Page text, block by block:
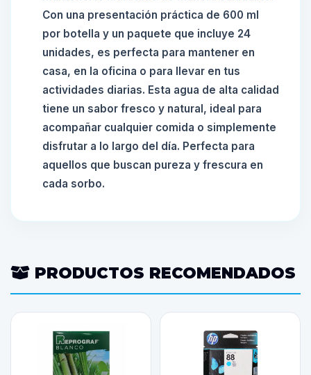
Con una presentación práctica de 600 ml
por botella y un paquete que incluye 24
unidades, es perfecta para mantener en
casa, en la oficina o para llevar en tus
actividades diarias. Esta agua de alta calidad
tiene un sabor fresco y natural, ideal para
acompañar cualquier comida o simplemente
disfrutar a lo largo del día. Perfecta para
aquellos que buscan pureza y frescura en
cada sorbo.
PRODUCTOS RECOMENDADOS